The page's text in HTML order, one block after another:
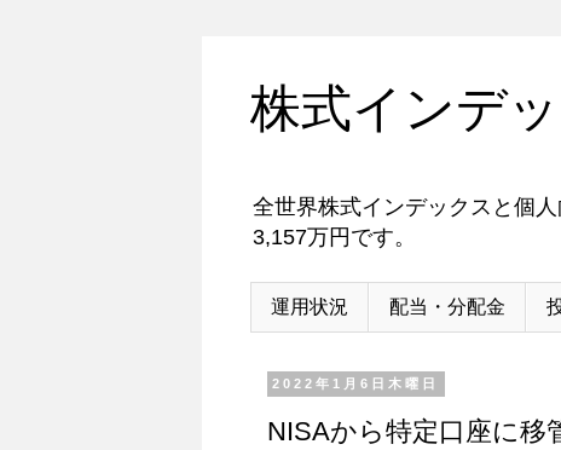
株式インデ
全世界株式インデックスと個
3,157万円です。
運用状況 配当・分配金
2022年1月6日木曜日
NISAから特定口座に移